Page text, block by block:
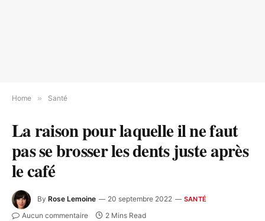
Home » Santé
La raison pour laquelle il ne faut
pas se brosser les dents juste après
le café
By Rose Lemoine 20 septembre 2022 SANTÉ
Aucun commentaire 2 Mins Read